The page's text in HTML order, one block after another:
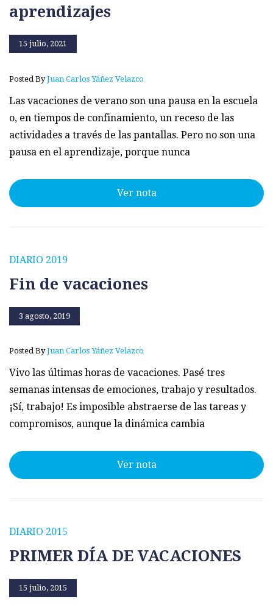
aprendizajes
15 julio, 2021
Posted ByJuan Carlos Yáñez Velazco
Las vacaciones de verano son una pausa en la escuela
o, en tiempos de confinamiento, un receso de las
actividades a través de las pantallas. Pero no son una
pausa en el aprendizaje, porque nunca
Ver nota
DIARIO 2019
Fin de vacaciones
3 agosto, 2019
Posted ByJuan Carlos Yáñez Velazco
Vivo las últimas horas de vacaciones. Pasé tres
semanas intensas de emociones, trabajo y resultados.
¡Sí, trabajo! Es imposible abstraerse de las tareas y
compromisos, aunque la dinámica cambia
Ver nota
DIARIO 2015
PRIMER DÍA DE VACACIONES
15 julio, 2015